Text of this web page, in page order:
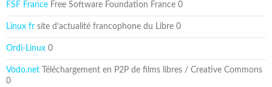
FSF France Free Software Foundation France 0
Linux fr site d’actualité francophone du Libre 0
Ordi-Linux 0
Vodo.net Téléchargement en P2P de films libres / Creative Commons
0